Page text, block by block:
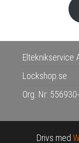
Elteknikservice
Lockshop.se
Org. Nr:
Drivs med